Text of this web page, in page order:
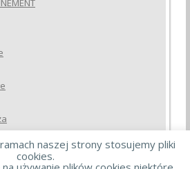
naszej strony stosujemy pliki
cookies.